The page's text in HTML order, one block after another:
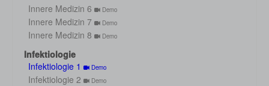
Innere Medizin 6 Demo
Innere Medizin 7 Demo
Innere Medizin 8 Demo
Infektiologie
Infektiologie 1
Demo
Infektiologie 2 Demo